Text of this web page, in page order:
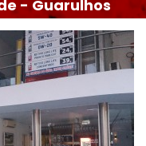
- Guarulhos